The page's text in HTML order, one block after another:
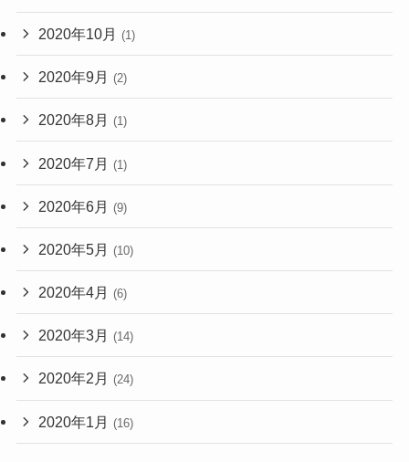
2020年10月 (1)
2020年9月 (2)
2020年8月 (1)
2020年7月 (1)
2020年6月 (9)
2020年5月 (10)
2020年4月 (6)
2020年3月 (14)
2020年2月 (24)
2020年1月 (16)